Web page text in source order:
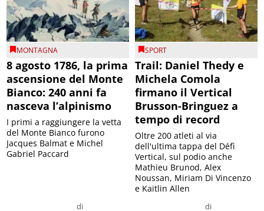
MONTAGNA
8 agosto 1786, la prima
ascensione del Monte
Bianco: 240 anni fa
nasceva l’alpinismo
di
I primi a raggiungere la vetta
del Monte Bianco furono
Jacques Balmat e Michel
Gabriel Paccard
SPORT
Trail: Daniel Thedy e
Michela Comola
firmano il Vertical
Brusson-Bringuez a
tempo di record
di
Oltre 200 atleti al via
dell'ultima tappa del Défì
Vertical, sul podio anche
Mathieu Brunod, Alex
Noussan, Miriam Di Vincenzo
e Kaitlin Allen